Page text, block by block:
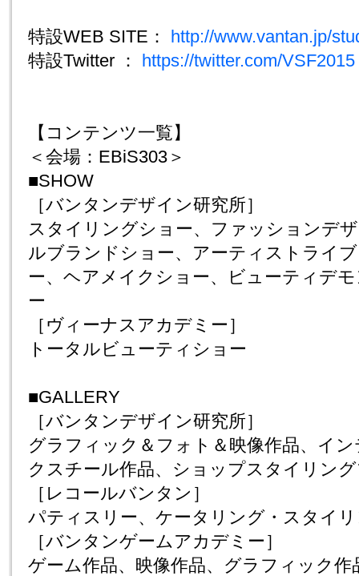
特設WEB SITE： http://www.vantan.jp/
特設Twitter ： https://twitter.com/VSF2015
【コンテンツ一覧】
＜会場：EBiS303＞
■SHOW
［バンタンデザイン研究所］
スタイリングショー、ファッションデ
ルブランドショー、アーティストライ
ー、ヘアメイクショー、ビューティデ
ー
［ヴィーナスアカデミー］
トータルビューティショー
■GALLERY
［バンタンデザイン研究所］
グラフィック＆フォト＆映像作品、イ
クスチール作品、ショップスタイリン
［レコールバンタン］
パティスリー、ケータリング・スタイ
［バンタンゲームアカデミー］
ゲーム作品、映像作品、グラフィック作